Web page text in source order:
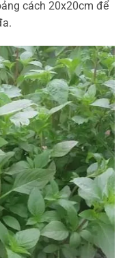
cách 20x20cm để